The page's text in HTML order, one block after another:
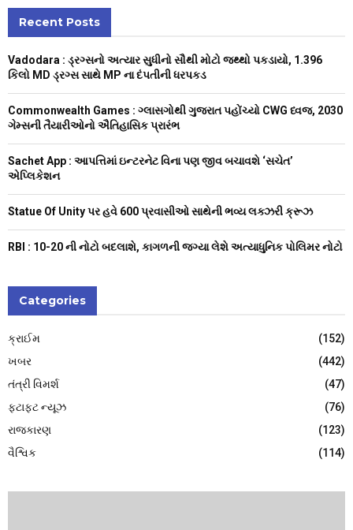
h
f
o
C
Recent Posts
Vadodara : ડ્રગ્સનો અત્યાર સુધીનો સૌથી મોટો જથ્થો પકડાયો, 1.396
કિલો MD ડ્રગ્સ સાથે MP ના દંપતીની ધરપકડ
Commonwealth Games : ગ્લાસગોથી ગુજરાત પહોંચ્યો CWG ધ્વજ, 2030
ગેમ્સની તૈયારીઓનો ઐતિહાસિક પ્રારંભ
Sachet App : આપત્તિમાં ઇન્ટરનેટ વિના પણ જીવ બચાવશે ‘સચેત’
એપ્લિકેશન
Statue Of Unity પર હવે 600 પ્રવાસીઓ સાથેની ભવ્ય લક્ઝરી ક્રૂઝ
RBI : ₹10-20 ની નોટો બદલાશે, કાગળની જગ્યા લેશે અત્યાધુનિક પોલિમર નોટો
Categories
ક્રાઈમ
(152)
ખબર
(442)
તંત્રી વિમર્શ
(47)
ફટાફટ ન્યૂઝ
(76)
રાજકારણ
(123)
વૈશ્વિક
(114)